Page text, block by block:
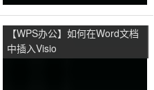
【WPS办公】如何在Word文档
中插入Visio